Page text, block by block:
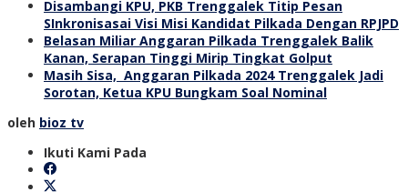
Disambangi KPU, PKB Trenggalek Titip Pesan
SInkronisasai Visi Misi Kandidat Pilkada Dengan RPJPD
Belasan Miliar Anggaran Pilkada Trenggalek Balik
Kanan, Serapan Tinggi Mirip Tingkat Golput
Masih Sisa, Anggaran Pilkada 2024 Trenggalek Jadi
Sorotan, Ketua KPU Bungkam Soal Nominal
oleh bioz tv
Ikuti Kami Pada